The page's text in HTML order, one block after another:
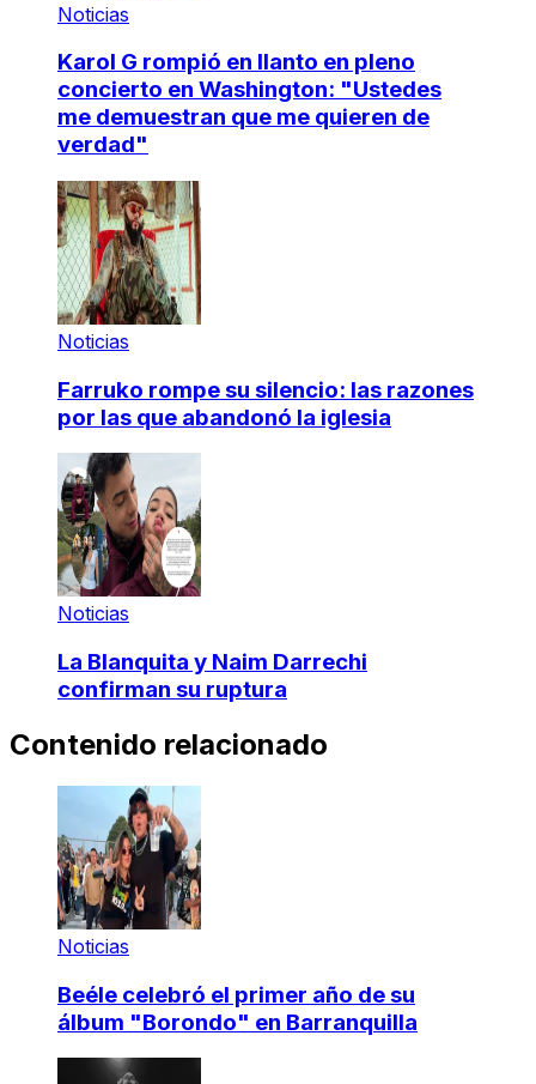
Noticias
Karol G rompió en llanto en pleno
concierto en Washington: "Ustedes
me demuestran que me quieren de
verdad"
Noticias
Farruko rompe su silencio: las razones
por las que abandonó la iglesia
Noticias
La Blanquita y Naim Darrechi
confirman su ruptura
Contenido relacionado
Noticias
Beéle celebró el primer año de su
álbum "Borondo" en Barranquilla